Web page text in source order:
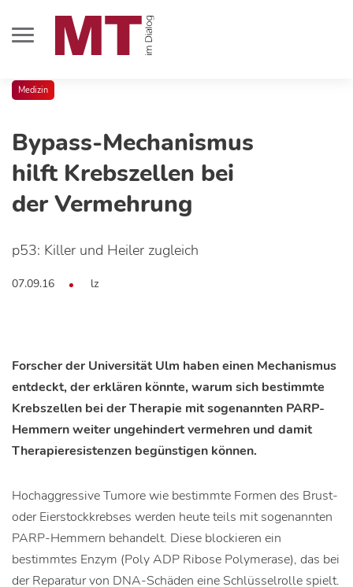
Medizin
Bypass-Mechanismus
hilft Krebszellen bei
der Vermehrung
p53: Killer und Heiler zugleich
07.09.16 lz
Forscher der Universität Ulm haben einen Mechanismus
entdeckt, der erklären könnte, warum sich bestimmte
Krebszellen bei der Therapie mit sogenannten PARP-
Hemmern weiter ungehindert vermehren und damit
Therapieresistenzen begünstigen können.
Hochaggressive Tumore wie bestimmte Formen des Brust-
oder Eierstockkrebses werden heute teils mit sogenannten
PARP-Hemmern behandelt. Diese blockieren ein
bestimmtes Enzym (Poly ADP Ribose Polymerase), das bei
der Reparatur von DNA-Schäden eine Schlüsselrolle spielt.